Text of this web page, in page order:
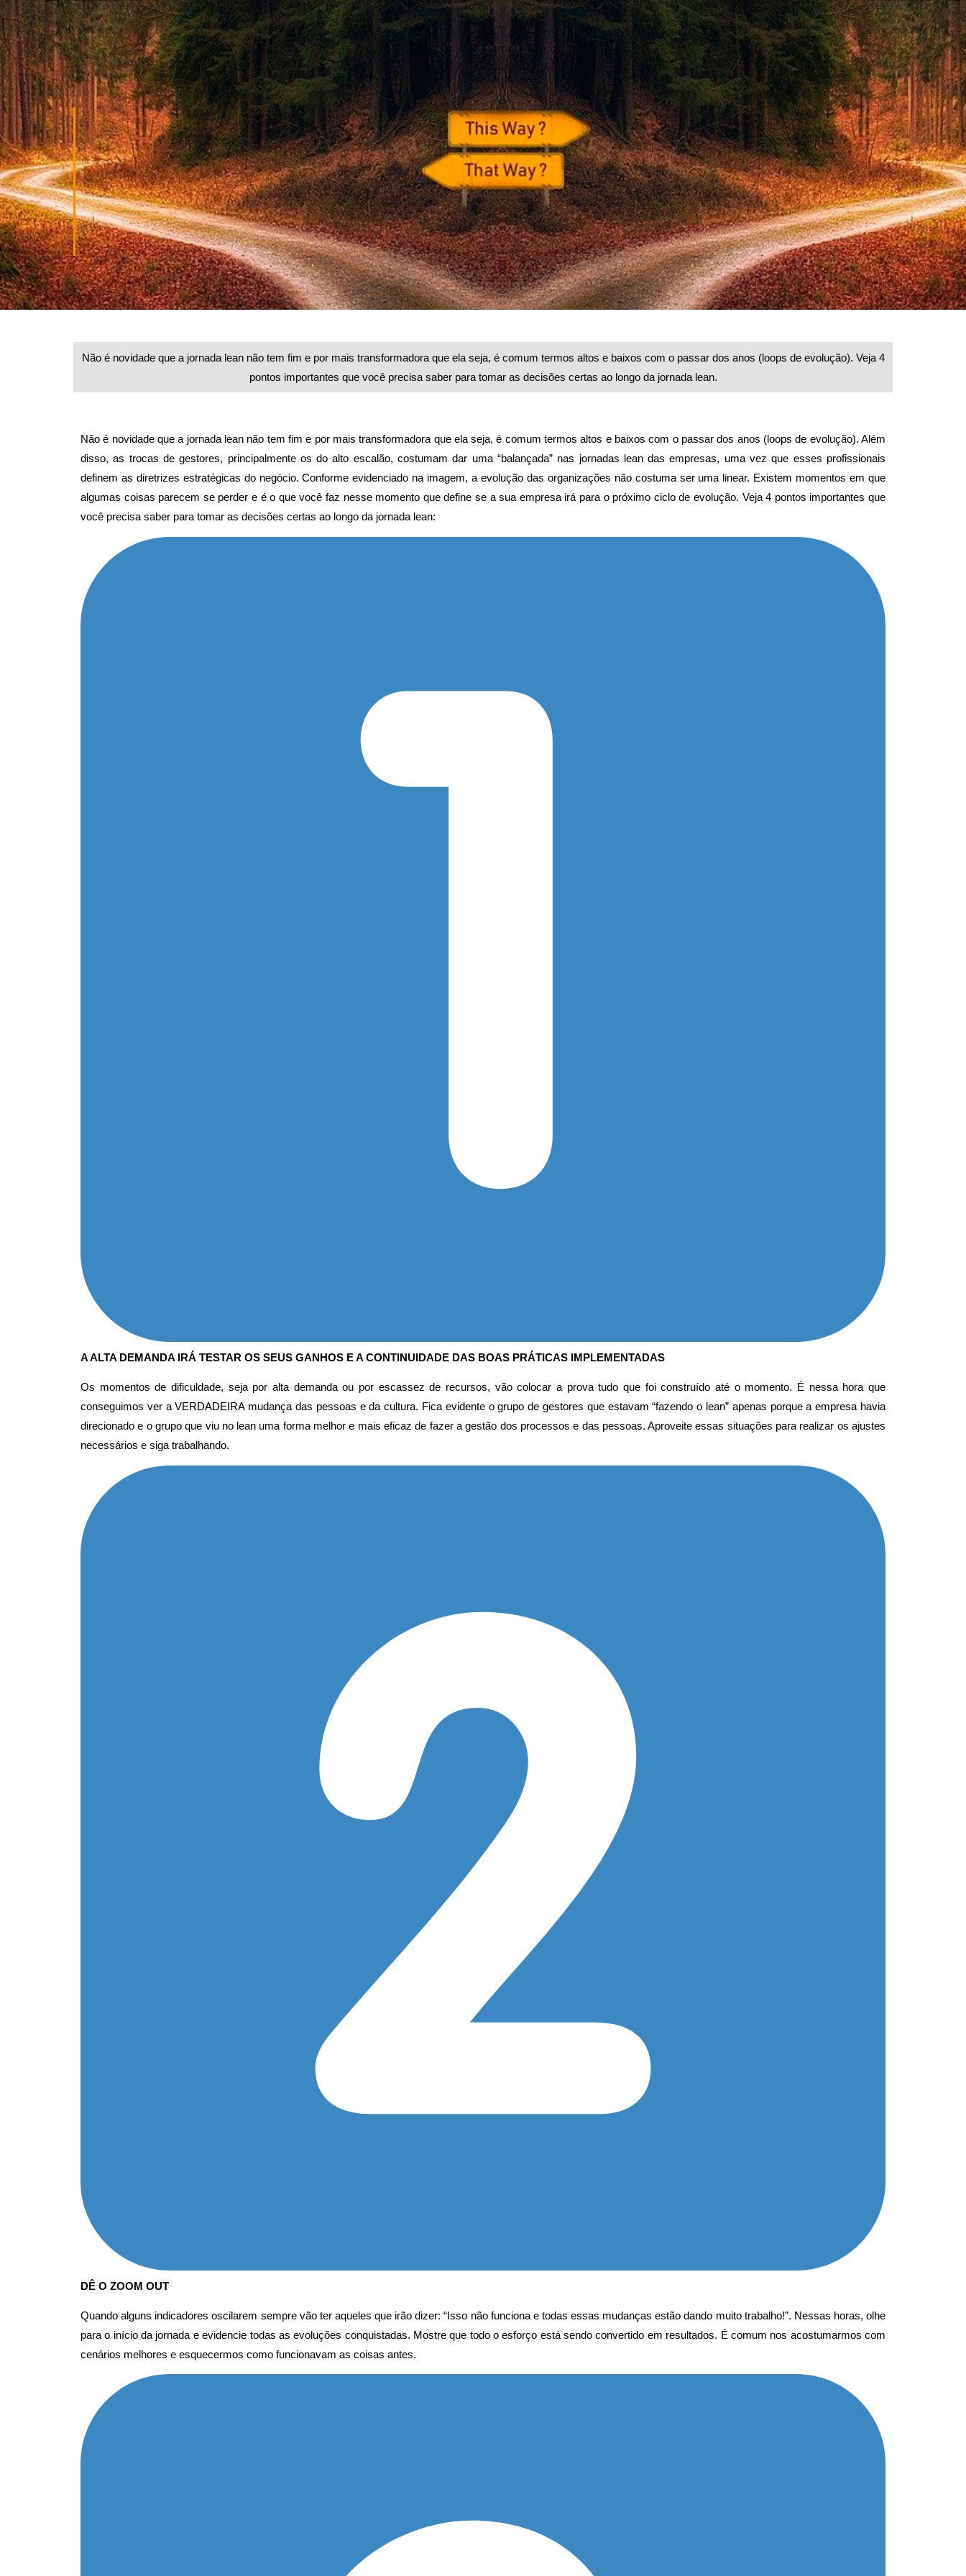
Não é novidade que a jornada lean não tem fim e por mais transformadora que ela seja, é comum termos altos e baixos com o passar dos anos (loops de evolução). Veja 4
pontos importantes que você precisa saber para tomar as decisões certas ao longo da jornada lean.
Não é novidade que a jornada lean não tem fim e por mais transformadora que ela seja, é comum termos altos e baixos com o passar dos anos (loops de evolução). Além
disso, as trocas de gestores, principalmente os do alto escalão, costumam dar uma “balançada” nas jornadas lean das empresas, uma vez que esses profissionais
definem as diretrizes estratégicas do negócio. Conforme evidenciado na imagem, a evolução das organizações não costuma ser uma linear. Existem momentos em que
algumas coisas parecem se perder e é o que você faz nesse momento que define se a sua empresa irá para o próximo ciclo de evolução. Veja 4 pontos importantes que
você precisa saber para tomar as decisões certas ao longo da jornada lean:
A ALTA DEMANDA IRÁ TESTAR OS SEUS GANHOS E A CONTINUIDADE DAS BOAS PRÁTICAS IMPLEMENTADAS
Os momentos de dificuldade, seja por alta demanda ou por escassez de recursos, vão colocar a prova tudo que foi construído até o momento. É nessa hora que
conseguimos ver a VERDADEIRA mudança das pessoas e da cultura. Fica evidente o grupo de gestores que estavam “fazendo o lean” apenas porque a empresa havia
direcionado e o grupo que viu no lean uma forma melhor e mais eficaz de fazer a gestão dos processos e das pessoas. Aproveite essas situações para realizar os ajustes
necessários e siga trabalhando.
DÊ O ZOOM OUT
Quando alguns indicadores oscilarem sempre vão ter aqueles que irão dizer: “Isso não funciona e todas essas mudanças estão dando muito trabalho!”. Nessas horas, olhe
para o início da jornada e evidencie todas as evoluções conquistadas. Mostre que todo o esforço está sendo convertido em resultados. É comum nos acostumarmos com
cenários melhores e esquecermos como funcionavam as coisas antes.